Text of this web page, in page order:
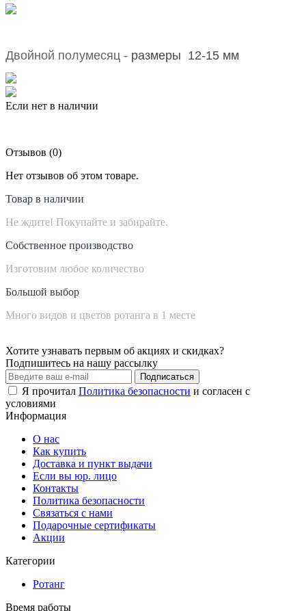
Двойной полумесяц - размеры 12-15 мм
Если нет в наличии
Отзывов (0)
Нет отзывов об этом товаре.
Товар в наличии
Не ждите! Покупайте и забирайте.
Собственное производство
Изготовим любое количество
Большой выбор
Много видов и цветов ротанга в 1 месте
Хотите узнавать первым об акциях и скидках?
Подпишитесь на нашу рассылку
Подписаться
Я прочитал Политика безопасности и согласен с
условиями
Информация
О нас
Как купить
Доставка и пункт выдачи
Если вы юр. лицо
Контакты
Политика безопасности
Связаться с нами
Подарочные сертификаты
Акции
Категории
Ротанг
Время работы